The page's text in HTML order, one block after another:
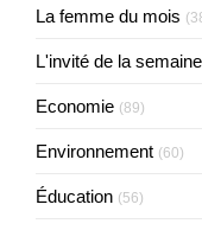
La femme du mois
L'invité de la semaine
Economie (89)
Environnement (60)
Éducation (56)